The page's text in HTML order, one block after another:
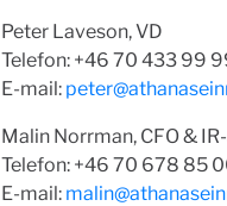
Peter Laveson, VD
Telefon: +46 70 433 99
E-mail:
Malin Norrman, CFO &
Telefon: +46 70 678 85
E-mail: